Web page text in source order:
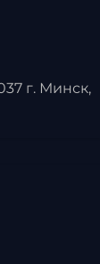
г. Минск,